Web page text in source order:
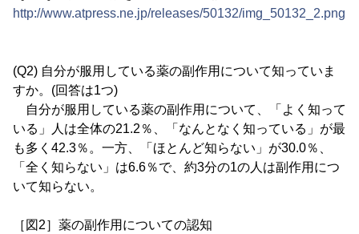
http://www.atpress.ne.jp/releases/50132/img_50132_2.png
(Q2) 自分が服用している薬の副作用について知っていま
すか。(回答は1つ)
自分が服用している薬の副作用について、「よく知って
いる」人は全体の21.2％、「なんとなく知っている」が最
も多く42.3％。一方、「ほとんど知らない」が30.0％、
「全く知らない」は6.6％で、約3分の1の人は副作用につ
いて知らない。
［図2］薬の副作用についての認知